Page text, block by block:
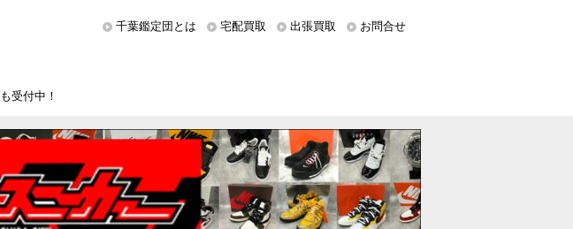
受付中！
千葉鑑定団とは 宅配買取 出張買取 お問合せ